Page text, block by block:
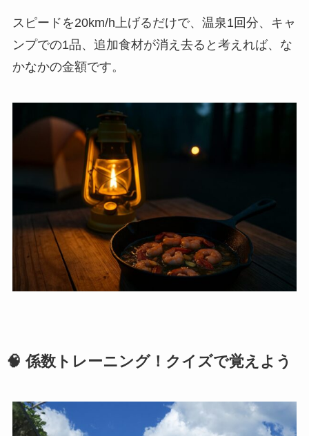
スピードを20km/h上げるだけで、 温泉1回分、キャ
ンプでの1品、追加食材が消え去る と考えれば、な
かなかの金額です。
🧠 係数トレーニング！クイズで覚えよう